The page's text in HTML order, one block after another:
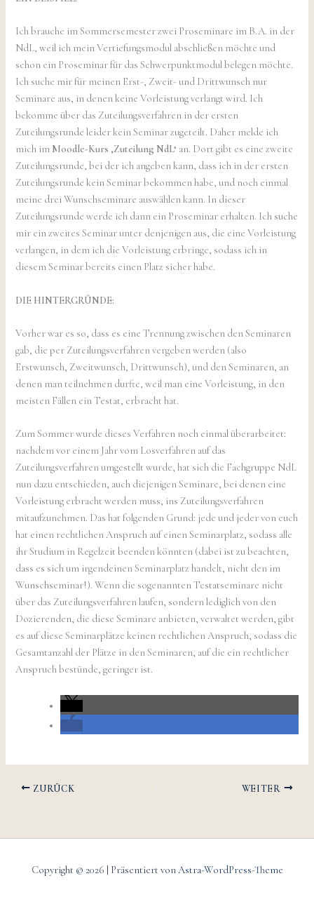
Ich brauche im Sommersemester zwei Proseminare im B.A. in der
NdL, weil ich mein Vertiefungsmodul abschließen möchte und
schon ein Proseminar für das Schwerpunktmodul belegen möchte.
Ich suche mir für meinen Erst-, Zweit- und Drittwunsch nur
Seminare aus, in denen keine Vorleistung verlangt wird. Ich
bekomme über das Zuteilungsverfahren in der ersten
Zuteilungsrunde leider kein Seminar zugeteilt. Daher melde ich
mich im Moodle-Kurs ‚Zuteilung NdL‘ an. Dort gibt es eine zweite
Zuteilungsrunde, bei der ich angeben kann, dass ich in der ersten
Zuteilungsrunde kein Seminar bekommen habe, und noch einmal
meine drei Wunschseminare auswählen kann. In dieser
Zuteilungsrunde werde ich dann ein Proseminar erhalten. Ich suche
mir ein zweites Seminar unter denjenigen aus, die eine Vorleistung
verlangen, in dem ich die Vorleistung erbringe, sodass ich in
diesem Seminar bereits einen Platz sicher habe.
DIE HINTERGRÜNDE:
Vorher war es so, dass es eine Trennung zwischen den Seminaren
gab, die per Zuteilungsverfahren vergeben werden (also
Erstwunsch, Zweitwunsch, Drittwunsch), und den Seminaren, an
denen man teilnehmen durfte, weil man eine Vorleistung, in den
meisten Fällen ein Testat, erbracht hat.
Zum Sommer wurde dieses Verfahren noch einmal überarbeitet:
nachdem vor einem Jahr vom Losverfahren auf das
Zuteilungsverfahren umgestellt wurde, hat sich die Fachgruppe NdL
nun dazu entschieden, auch diejenigen Seminare, bei denen eine
Vorleistung erbracht werden muss, ins Zuteilungsverfahren
mitaufzunehmen. Das hat folgenden Grund: jede und jeder von euch
hat einen rechtlichen Anspruch auf einen Seminarplatz, sodass alle
ihr Studium in Regelzeit beenden könnten (dabei ist zu beachten,
dass es sich um irgendeinen Seminarplatz handelt, nicht den im
Wunschseminar!). Wenn die sogenannten Testatseminare nicht
über das Zuteilungsverfahren laufen, sondern lediglich von den
Dozierenden, die diese Seminare anbieten, verwaltet werden, gibt
es auf diese Seminarplätze keinen rechtlichen Anspruch, sodass die
Gesamtanzahl der Plätze in den Seminaren, auf die ein rechtlicher
Anspruch bestünde, geringer ist.
ZURÜCK WEITER
Copyright © 2026 | Präsentiert vonAstra-WordPress-Theme